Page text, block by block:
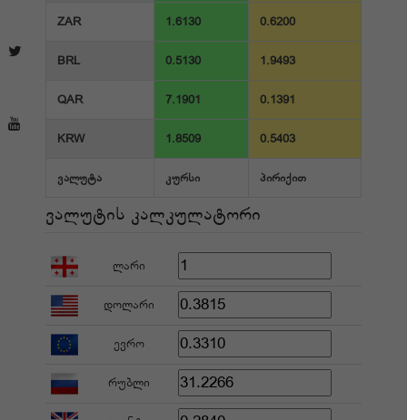
ZAR 1.6130 0.6200
BRL 0.5130 1.9493
QAR 7.1901 0.1391
KRW 1.8509 0.5403
ვალუტა კურსი პირიქით
ვალუტის კალკულატორი
ლარი
დოლარი
ევრო
რუბლი